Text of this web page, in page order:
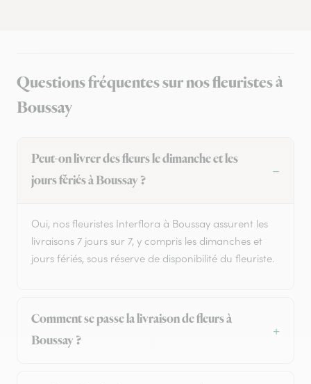
Questions fréquentes sur nos fleuristes à
Boussay
Peut-on livrer des fleurs le dimanche et les
jours fériés à Boussay ?
Oui, nos fleuristes Interflora à Boussay assurent les
livraisons 7 jours sur 7, y compris les dimanches et
jours fériés, sous réserve de disponibilité du fleuriste.
Comment se passe la livraison de fleurs à
Boussay ?